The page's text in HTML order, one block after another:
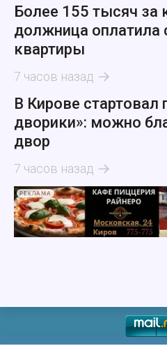
Более 155 тысяч за
должница оплатила
квартиры
7 часов назад
В Кирове стартовал
дворики»: можно
двор
7 часов назад
РЕКЛАМА